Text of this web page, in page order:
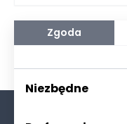
takiej elastyczności jest
różnorodne
odpowiedniego pakietu
czy wymagań
Zgoda
Niezbędne